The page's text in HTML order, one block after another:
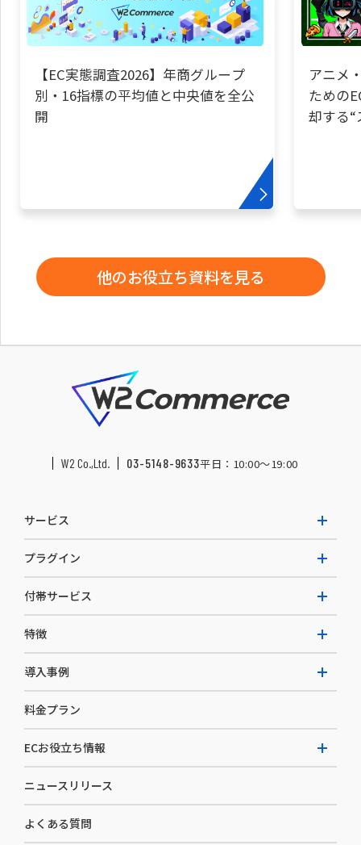
【EC実態調査2026】年商グループ
別・16指標の平均値と中央値を全公
開
アニメ
ための
却する
他のお役立ち資料を見る
W2 Co.,Ltd. 03-5148-9633平日：10:00〜19:00
サービス
W2 Commerce Repeat
W2 Commerce BtoB
W2 Commerce Asia
プラグイン
AI buddy
付帯サービス
EC運用構築支援・運用支援
カスタマーサクセス
セキュリティ
デザイン制作
コンサルティング
特徴
選ばれる理由
開発体制
導入事例
導入企業一覧
料金プラン
ECお役立ち情報
お役立ち資料
ニュースリリース
よくある質問